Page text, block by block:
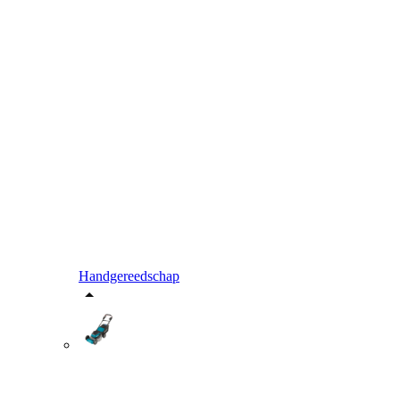
Handgereedschap